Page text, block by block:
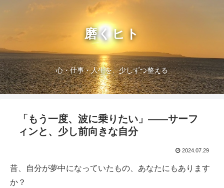
磨くヒト
心・仕事・人生を、少しずつ整える
「もう一度、波に乗りたい」——サーフ
ィンと、少し前向きな自分
2024.07.29
昔、自分が夢中になっていたもの、あなたにもあります
か？